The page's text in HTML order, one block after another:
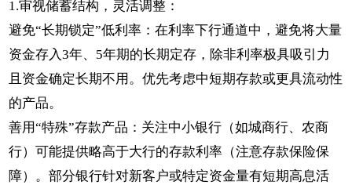
1.审视储蓄结构，灵活调整：
避免“长期锁定”低利率：在利率下行通道中，避免将大量
资金存入3年、5年期的长期定存，除非利率极具吸引力
且资金确定长期不用。优先考虑中短期存款或更具流动性
的产品。
善用“特殊”存款产品：关注中小银行（如城商行、农商
行）可能提供略高于大行的存款利率（注意存款保险保
障）。部分银行针对新客户或特定资金量有短期高息活